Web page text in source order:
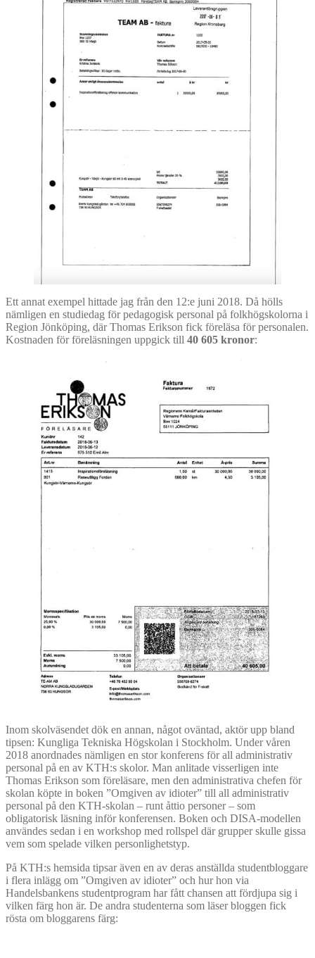
Ett annat exempel hittade jag från den 12:e juni 2018. Då hölls
nämligen en studiedag för pedagogisk personal på folkhögskolorna i
Region Jönköping, där Thomas Erikson fick föreläsa för personalen.
Kostnaden för föreläsningen uppgick till 40 605 kronor:
Inom skolväsendet dök en annan, något oväntad, aktör upp bland
tipsen: Kungliga Tekniska Högskolan i Stockholm. Under våren
2018 anordnades nämligen en stor konferens för all administrativ
personal på en av KTH:s skolor. Man anlitade visserligen inte
Thomas Erikson som föreläsare, men den administrativa chefen för
skolan köpte in boken ”Omgiven av idioter” till all administrativ
personal på den KTH-skolan – runt åttio personer – som
obligatorisk läsning inför konferensen. Boken och DISA-modellen
användes sedan i en workshop med rollspel där grupper skulle gissa
vem som spelade vilken personlighetstyp.
På KTH:s hemsida tipsar även en av deras anställda studentbloggare
i flera inlägg om ”Omgiven av idioter” och hur hon via
Handelsbankens studentprogram har fått chansen att fördjupa sig i
vilken färg hon är. De andra studenterna som läser bloggen fick
rösta om bloggarens färg: